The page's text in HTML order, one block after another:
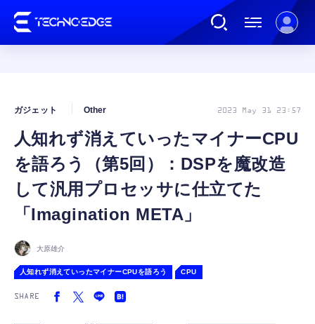
AI
ガジェット
ゲーム
カルチャー
人知れず消えていったマイナーCPU
を語ろう（第5回）：DSPを魔改造
して汎用プロセッサに仕立てた
「Imagination META」
ガジェット Other 2023 May 31 23:57
大原雄介
人知れず消えていったマイナーCPUを語ろう CPU
SHARE